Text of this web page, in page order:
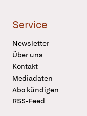
Service
Newsletter
Über uns
Kontakt
Mediadaten
Abo kündigen
RSS-Feed